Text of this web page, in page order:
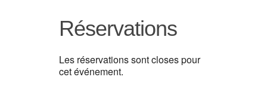
Réservations
Les réservations sont closes pour
cet événement.